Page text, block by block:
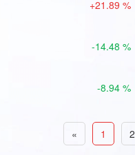
+21.89 %
-14.48 %
-8.94 %
« 1 2